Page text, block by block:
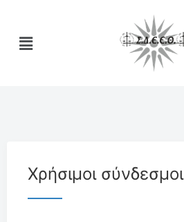
Χρήσιμοι σύνδεσμοι